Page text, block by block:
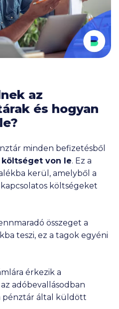
az
és hogyan
minden befizetésből
költséget von le. Ez a
kerül, amelyből a
költségeket
összeget a
teszi, ez a tagok egyéni
érkezik a
adóbevallásodban
pénztár által küldött